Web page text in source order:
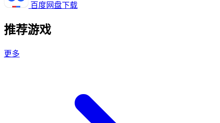
百度网盘下载
推荐游戏
更多